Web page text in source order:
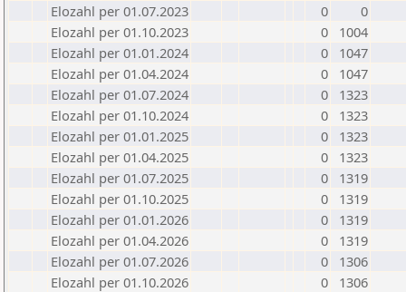
Elozahl per 01.07.2023
0
0
Elozahl per 01.10.2023
0
1004
Elozahl per 01.01.2024
0
1047
Elozahl per 01.04.2024
0
1047
Elozahl per 01.07.2024
0
1323
Elozahl per 01.10.2024
0
1323
Elozahl per 01.01.2025
0
1323
Elozahl per 01.04.2025
0
1323
Elozahl per 01.07.2025
0
1319
Elozahl per 01.10.2025
0
1319
Elozahl per 01.01.2026
0
1319
Elozahl per 01.04.2026
0
1319
Elozahl per 01.07.2026
0
1306
Elozahl per 01.10.2026
0 1306